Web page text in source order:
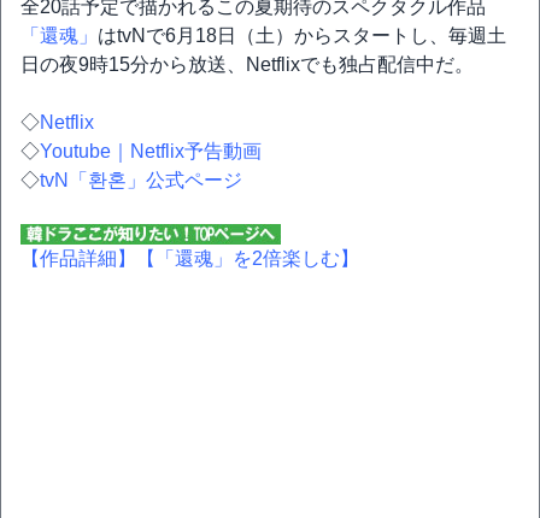
全20話予定で描かれるこの夏期待のスペクタクル作品
「還魂」 はtvNで6月18日（土）からスタートし、毎週土
日の夜9時15分から放送、Netflixでも独占配信中だ。
◇Netflix
◇Youtube｜Netflix予告動画
◇tvN「환혼」公式ページ
【作品詳細】 【「還魂」を2倍楽しむ】